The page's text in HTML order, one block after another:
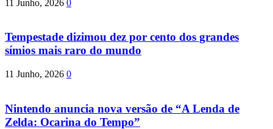
11 Junho, 2026 0
Tempestade dizimou dez por cento dos grandes
símios mais raro do mundo
11 Junho, 2026 0
Nintendo anuncia nova versão de “A Lenda de
Zelda: Ocarina do Tempo”